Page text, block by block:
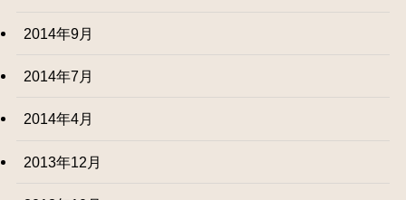
2014年9月
2014年7月
2014年4月
2013年12月